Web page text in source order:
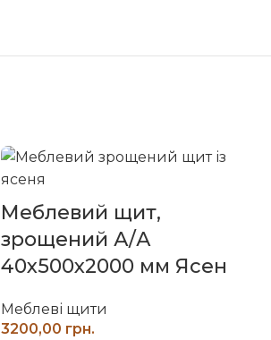
Меблевий щит,
зрощений А/А
40х500х2000 мм Ясен
Меблеві щити
грн.